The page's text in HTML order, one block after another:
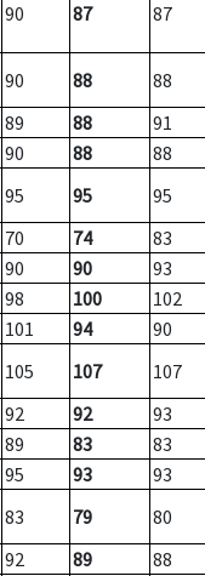
90 87 87
90 88
88
89 88
91
90 88
88
95 95
95
70 74
83
90 90
93
98 100
102
101 94
90
105 107
107
92 92
93
89 83
83
95 93
93
83 79
80
92 89
88